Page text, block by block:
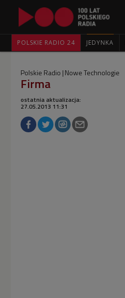
POLSKIE RADIO 24 JEDYNKA
Polskie Radio Nowe Technologie
Firma
ostatnia aktualizacja:
27.05.2013 11:31